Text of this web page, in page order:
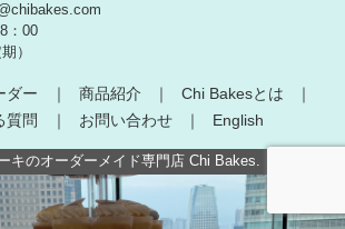
：00
）
ダー 商品紹介
Chi Bakesとは
質問 お問い合わせ English
キのオーダーメイド専門店 Chi Bakes.